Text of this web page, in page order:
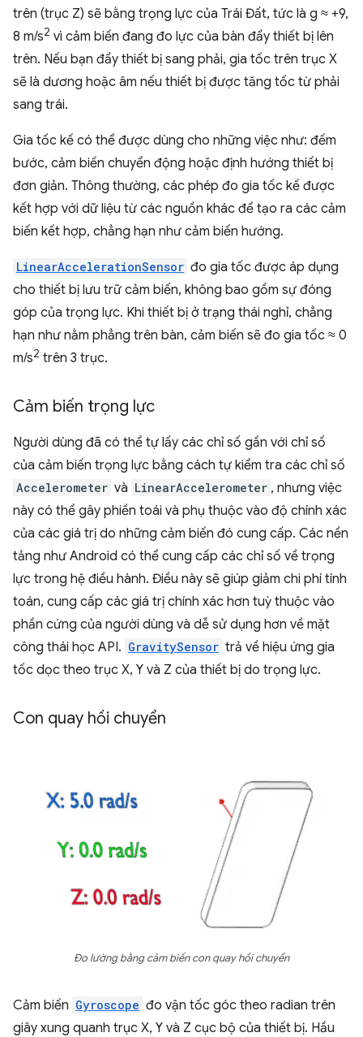
trên (trục Z) sẽ bằng trọng lực của Trái Đất, tức là g ≈ +9,
8 m/s2 vì cảm biến đang đo lực của bàn đẩy thiết bị lên
trên. Nếu bạn đẩy thiết bị sang phải, gia tốc trên trục X
sẽ là dương hoặc âm nếu thiết bị được tăng tốc từ phải
sang trái.
Gia tốc kế có thể được dùng cho những việc như: đếm
bước, cảm biến chuyển động hoặc định hướng thiết bị
đơn giản. Thông thường, các phép đo gia tốc kế được
kết hợp với dữ liệu từ các nguồn khác để tạo ra các cảm
biến kết hợp, chẳng hạn như cảm biến hướng.
LinearAccelerationSensor đo gia tốc được áp dụng
cho thiết bị lưu trữ cảm biến, không bao gồm sự đóng
góp của trọng lực. Khi thiết bị ở trạng thái nghỉ, chẳng
hạn như nằm phẳng trên bàn, cảm biến sẽ đo gia tốc ≈ 0
m/s2 trên 3 trục.
Cảm biến trọng lực
Người dùng đã có thể tự lấy các chỉ số gần với chỉ số
của cảm biến trọng lực bằng cách tự kiểm tra các chỉ số
Accelerometer và LinearAccelerometer , nhưng việc
này có thể gây phiền toái và phụ thuộc vào độ chính xác
của các giá trị do những cảm biến đó cung cấp. Các nền
tảng như Android có thể cung cấp các chỉ số về trọng
lực trong hệ điều hành. Điều này sẽ giúp giảm chi phí tính
toán, cung cấp các giá trị chính xác hơn tuỳ thuộc vào
phần cứng của người dùng và dễ sử dụng hơn về mặt
công thái học API. GravitySensor trả về hiệu ứng gia
tốc dọc theo trục X, Y và Z của thiết bị do trọng lực.
Con quay hồi chuyển
Đo lường bằng cảm biến con quay hồi chuyển
Cảm biến Gyroscope đo vận tốc góc theo radian trên
giây xung quanh trục X, Y và Z cục bộ của thiết bị. Hầu